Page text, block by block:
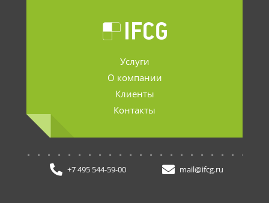
Услуги
О компании
Клиенты
Контакты
+7 495 544-59-00 mail@ifcg.ru